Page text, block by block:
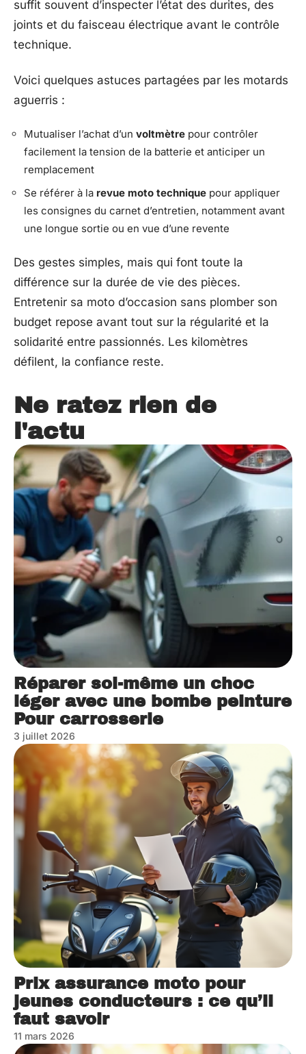
suffit souvent d’inspecter l’état des durites, des
joints et du faisceau électrique avant le contrôle
technique.
Voici quelques astuces partagées par les motards
aguerris :
Mutualiser l’achat d’un voltmètre pour contrôler
facilement la tension de la batterie et anticiper un
remplacement
Se référer à la revue moto technique pour appliquer
les consignes du carnet d’entretien, notamment avant
une longue sortie ou en vue d’une revente
Des gestes simples, mais qui font toute la
différence sur la durée de vie des pièces.
Entretenir sa moto d’occasion sans plomber son
budget repose avant tout sur la régularité et la
solidarité entre passionnés. Les kilomètres
défilent, la confiance reste.
Ne ratez rien de
l'actu
Réparer soi-même un choc
léger avec une bombe peinture
Pour carrosserie
3 juillet 2026
Prix assurance moto pour
jeunes conducteurs : ce qu’il
faut savoir
11 mars 2026